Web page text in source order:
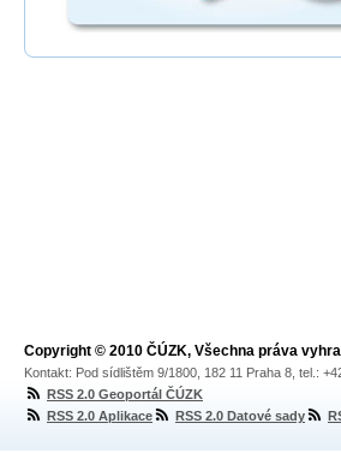
Copyright © 2010 ČÚZK, Všechna práva
Kontakt: Pod sídlištěm 9/1800, 182 11 Praha 8, tel.:
RSS 2.0 Geoportál ČÚZK
RSS 2.0 Aplikace
RSS 2.0 Datové sady